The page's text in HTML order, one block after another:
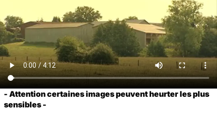
- Attention certaines images peuvent heurter les plus
sensibles -